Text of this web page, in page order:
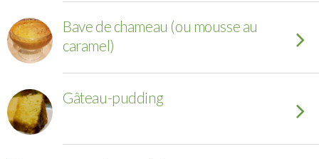
Bave de chameau (ou mousse au
caramel)
Gâteau-pudding